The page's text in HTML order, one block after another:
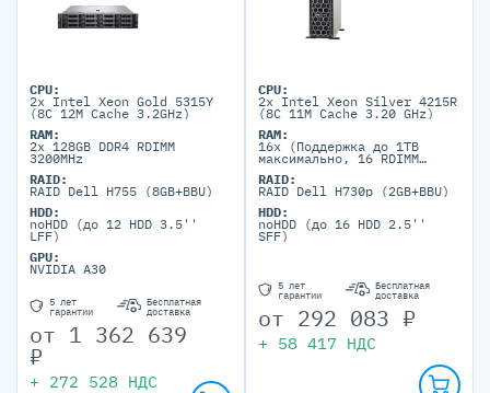
CPU:
2x Intel Xeon Gold 5315Y
(8C 12M Cache 3.2GHz)
RAM:
2x 128GB DDR4 RDIMM
3200MHz
RAID:
RAID Dell H755 (8GB+BBU)
HDD:
noHDD (до 12 HDD 3.5''
LFF)
GPU:
NVIDIA A30
5 лет
гарантии
Бесплатная
доставка
от 1 362 639
₽
+ 272 528 НДС
CPU:
2x Intel Xeon Silver 4215R
(8C 11M Cache 3.20 GHz)
RAM:
16x (Поддержка до 1TB
максимально, 16 RDIMM
RAID:
RAID Dell H730p (2GB+BBU)
HDD:
noHDD (до 16 HDD 2.5''
SFF)
5 лет
гарантии
Бесплатная
доставка
от 292 083 ₽
+ 58 417 НДС